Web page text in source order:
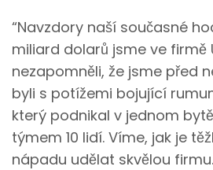
“Navzdory naší současné
miliard dolarů jsme ve firmě
nezapomněli, že jsme před
byli s potížemi bojující
který podnikal v jednom
týmem 10 lidí. Víme, jak je
nápadu udělat skvělou